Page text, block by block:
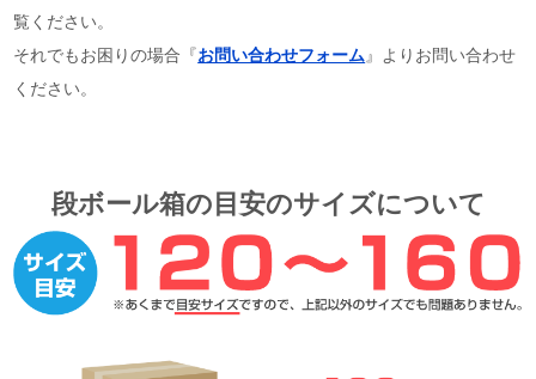
覧ください。
それでもお困りの場合『お問い合わせフォーム』よりお問い合わせ
ください。
段ボール箱の目安のサイズについて